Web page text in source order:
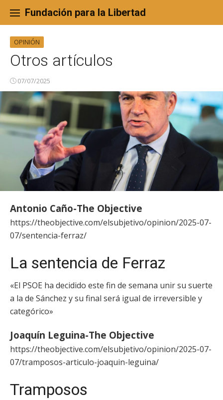
content
Fundación para la Libertad
OPINIÓN
Otros artículos
07/07/2025
Antonio Caño-The Objective
https://theobjective.com/elsubjetivo/opinion/2025-07-
07/sentencia-ferraz/
La sentencia de Ferraz
«El PSOE ha decidido este fin de semana unir su suerte
a la de Sánchez y su final será igual de irreversible y
categórico»
Joaquín Leguina-The Objective
https://theobjective.com/elsubjetivo/opinion/2025-07-
07/tramposos-articulo-joaquin-leguina/
Tramposos